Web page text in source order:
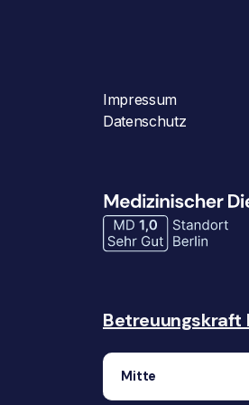
Impressum
Datenschutz
Betreuungskraft
Mitte